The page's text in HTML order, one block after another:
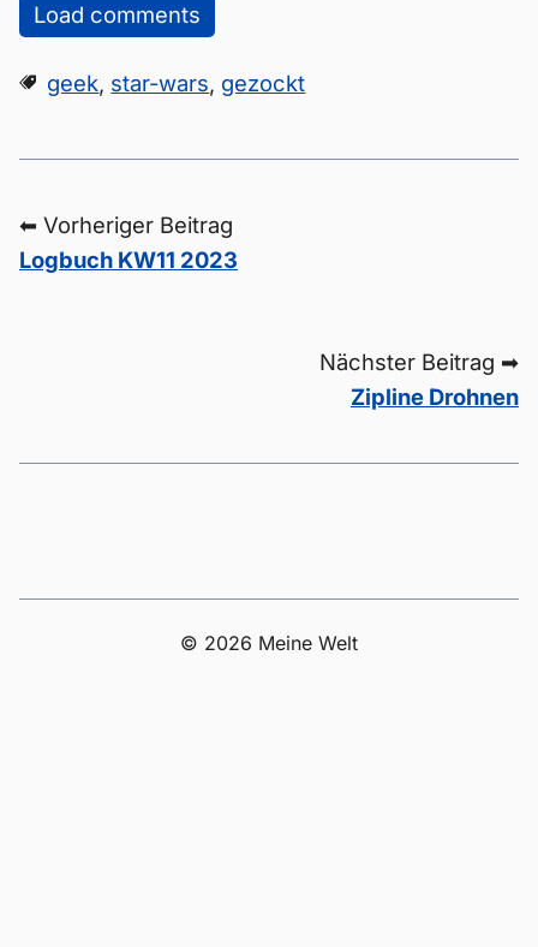
Load comments
geek, star-wars, gezockt
⬅ Vorheriger Beitrag
Logbuch KW11 2023
Nächster Beitrag ➡
Zipline Drohnen
© 2026 Meine Welt